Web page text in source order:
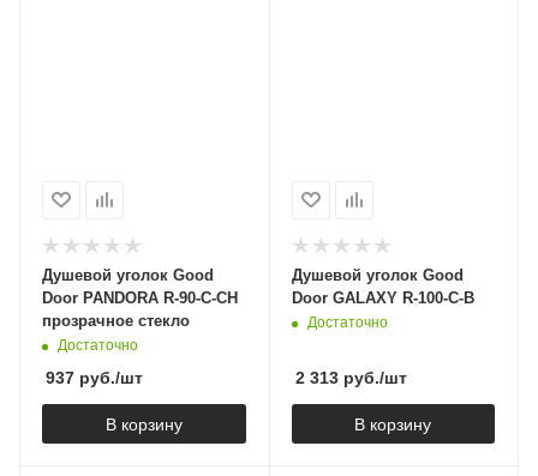
Душевой уголок Good
Door PANDORA R-90-С-CH
прозрачное стекло
Достаточно
937 руб./шт
В корзину
Душевой уголок Good
Door GALAXY R-100-C-B
Достаточно
2 313руб./шт
В корзину